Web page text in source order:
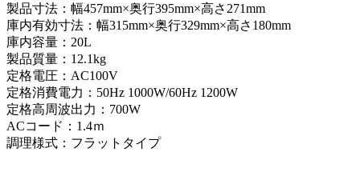
製品寸法：幅457mm×奥行395mm×高さ271mm
庫内有効寸法：幅315mm×奥行329mm×高さ180mm
庫内容量：20L
製品質量：12.1kg
定格電圧：AC100V
定格消費電力：50Hz 1000W/60Hz 1200W
定格高周波出力：700W
ACコード：1.4ｍ
調理様式：フラットタイプ